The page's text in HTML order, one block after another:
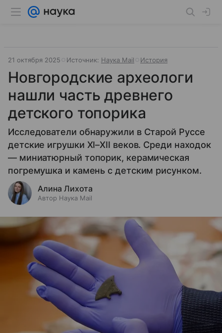
21 октября 2025 Источник: Наука Mail История
Новгородские археологи
нашли часть древнего
детского топорика
Исследователи обнаружили в Старой Руссе
детские игрушки XI–XII веков. Среди находок
— миниатюрный топорик, керамическая
погремушка и камень с детским рисунком.
Алина Лихота
Автор Наука Mail